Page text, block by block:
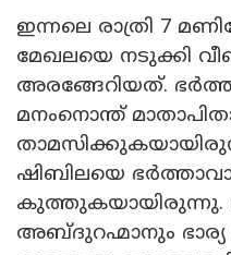
ഇന്നലെ രാത്രി 7
മേഖലയെ നടുക്കി
അരങ്ങേറിയത്.
മനംനൊന്ത്
ഷിബിലയെ
കുത്തുകയായിരുന്നു.
അബ്ദുറഹ്മാനും